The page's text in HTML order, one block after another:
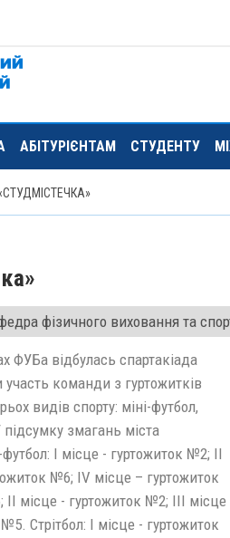
АБІТУРІЄНТАМ СТУДЕНТУ
фізичного виховання та
ФУБа відбулась спартакіада
команди з гуртожитків
видів спорту: міні-футбол,
підсумку змагань міста
І місце - гуртожиток №2; ІІ
№6; ІV місце – гуртожиток
місце - гуртожиток №2; ІІІ місце
Стрітбол: І місце - гуртожиток